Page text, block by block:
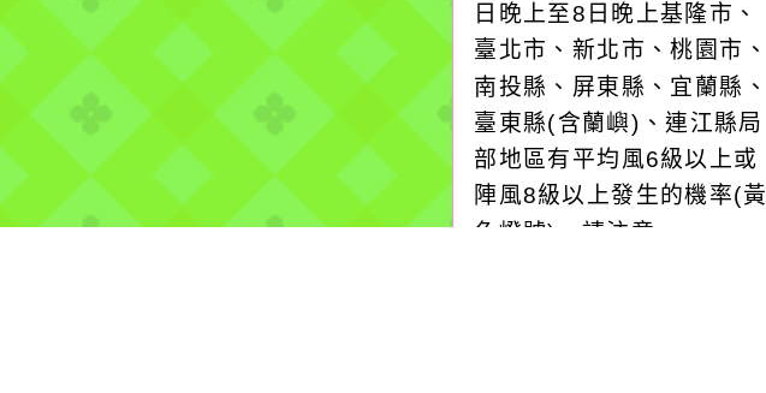
日晚上至8日晚上基隆市、
臺北市、新北市、桃園市、
南投縣、屏東縣、宜蘭縣、
臺東縣(含蘭嶼)、連江縣局
部地區有平均風6級以上或
陣風8級以上發生的機率(黃
色燈號)，請注意。